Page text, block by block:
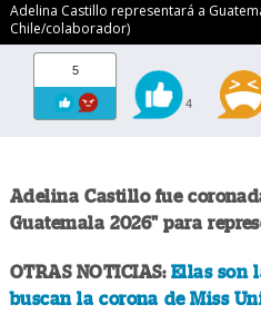
Adelina Castillo representará a
Chile/colaborador)
5
4
Adelina Castillo fue
Guatemala 2026" para
OTRAS NOTICIAS: Ellas son
buscan la corona de Miss